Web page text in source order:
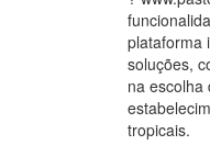
plataforma
soluções,
na escolha
tropicais.